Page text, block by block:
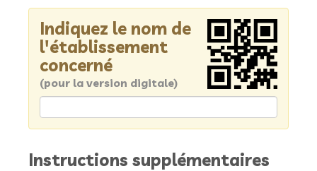
Indiquez le nom de
l'établissement
concerné
(pour la version digitale)
Instructions supplémentaires